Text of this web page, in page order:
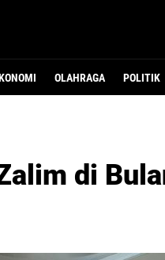
OLAHRAGA POLITIK
di